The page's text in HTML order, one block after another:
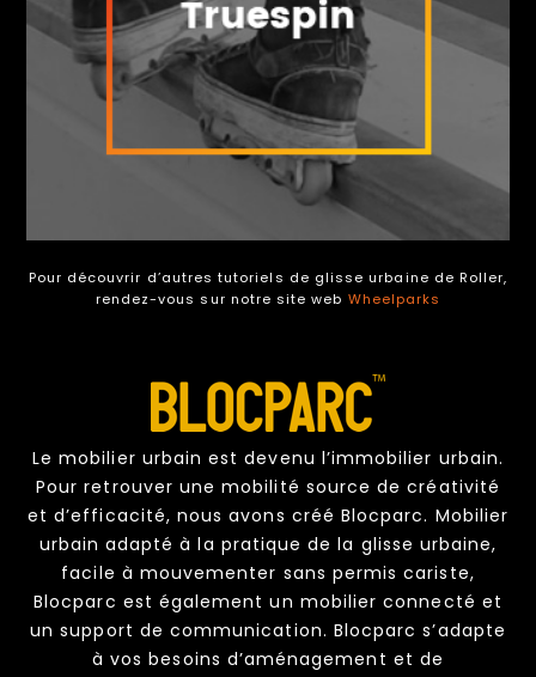
Pour découvrir d’autres tutoriels de glisse urbaine de Roller,
rendez-vous sur notre site web Wheelparks
Le mobilier urbain est devenu l’immobilier urbain.
Pour retrouver une mobilité source de créativité
et d’efficacité, nous avons créé Blocparc. Mobilier
urbain adapté à la pratique de la glisse urbaine,
facile à mouvementer sans permis cariste,
Blocparc est également un mobilier connecté et
un support de communication. Blocparc s’adapte
à vos besoins d’aménagement et de